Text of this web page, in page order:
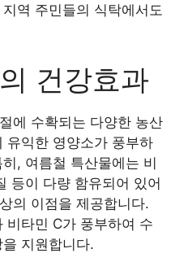
역 주민들의 식탁에서도
건강효과
에 수확되는 다양한 농산
유익한 영양소가 풍부하
, 여름철 특산물에는 비
등이 다량 함유되어 있어
의 이점을 제공합니다.
비타민 C가 풍부하여 수
지원합니다.